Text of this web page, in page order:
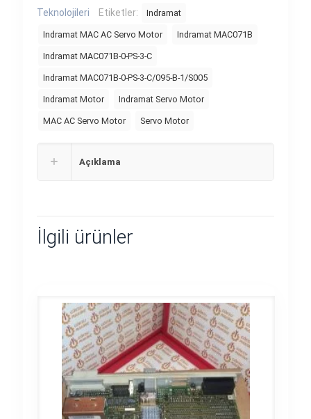
Teknolojileri
Etiketler: Indramat
Indramat MAC AC Servo Motor Indramat MAC071B
Indramat MAC071B-0-PS-3-C
Indramat MAC071B-0-PS-3-C/095-B-1/S005
Indramat Motor Indramat Servo Motor
MAC AC Servo Motor Servo Motor
Açıklama
İlgili ürünler